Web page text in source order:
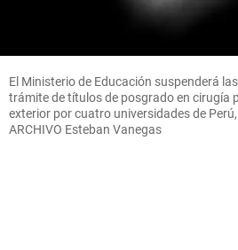
El Ministerio de Educación suspenderá
trámite de títulos de posgrado en cirugía
exterior por cuatro universidades de
ARCHIVO Esteban Vanegas